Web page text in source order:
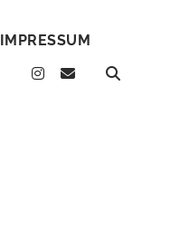
IMPRESSUM
instagram
email